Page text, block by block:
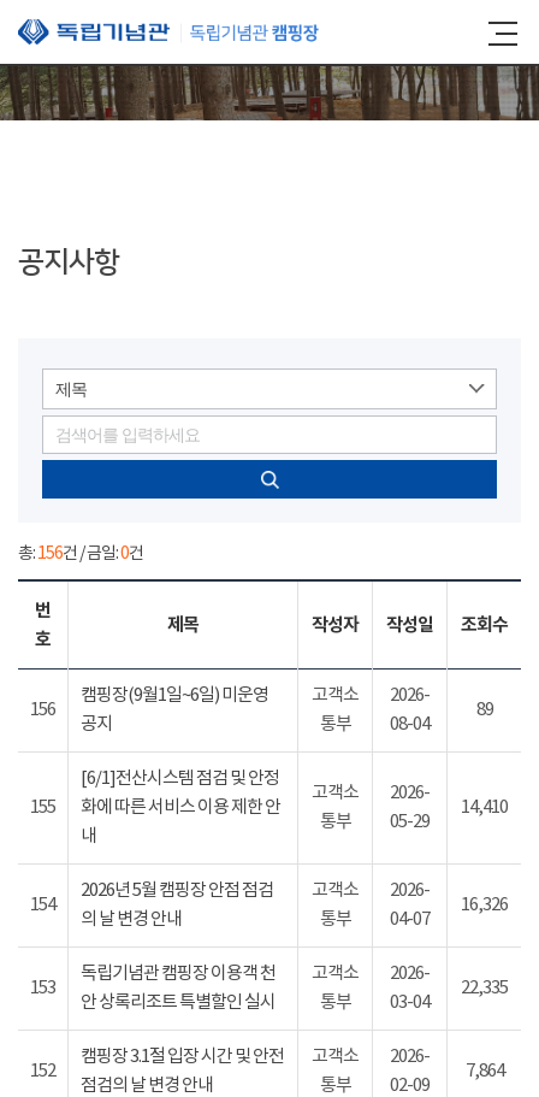
본문 바로가기
공지사항
제목
총:156건 / 금일:0건
번
호
제목 작성자 작성일 조회수
156
캠핑장(9월1일~6일) 미운영
공지
고객소
통부
2026-
08-04
89
155
[6/1]전산시스템 점검 및 안정
화에 따른 서비스 이용 제한 안
내
고객소
통부
2026-
05-29
14,410
154
2026년 5월 캠핑장 안점 점검
의 날 변경 안내
고객소
통부
2026-
04-07
16,326
153
독립기념관 캠핑장 이용객 천
안 상록리조트 특별할인 실시
고객소
통부
2026-
03-04
22,335
152
캠핑장 3.1절 입장 시간 및 안전
점검의 날 변경 안내
고객소
통부
2026-
02-09
7,864